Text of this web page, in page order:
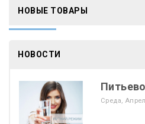
НОВЫЕ ТОВАРЫ
НОВОСТИ
Среда,